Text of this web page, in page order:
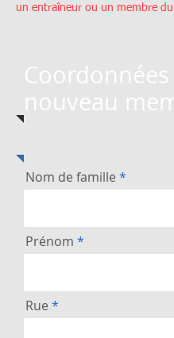
un entraîneur ou un membre
nouveau
Nom de famille
Prénom
Rue